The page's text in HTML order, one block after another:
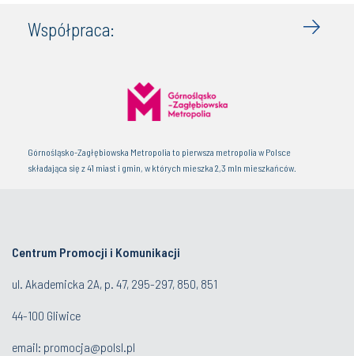
Współpraca:
Górnośląsko-Zagłębiowska Metropolia to pierwsza metropolia w Polsce
składająca się z 41 miast i gmin, w których mieszka 2,3 mln mieszkańców.
Centrum Promocji i Komunikacji
ul. Akademicka 2A, p. 47, 295-297, 850, 851
44-100 Gliwice
email: promocja@polsl.pl